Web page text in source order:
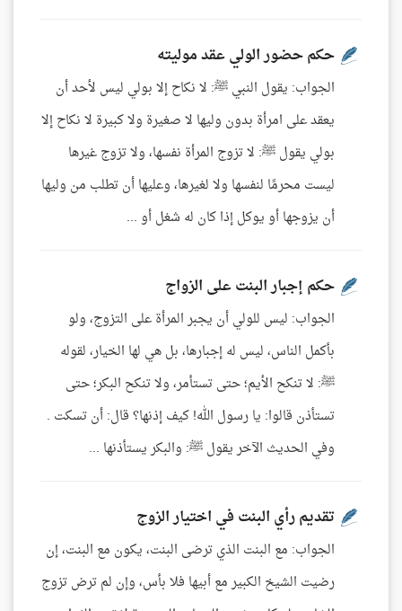
حكم حضور الولي عقد موليته
الجواب: يقول النبي ﷺ: لا نكاح إلا بولي ليس لأحد أن
يعقد على امرأة بدون وليها لا صغيرة ولا كبيرة لا نكاح إلا
بولي يقول ﷺ: لا تزوج المرأة نفسها، ولا تزوج غيرها
ليست محرمًا لنفسها ولا لغيرها، وعليها أن تطلب من وليها
أن يزوجها أو يوكل إذا كان له شغل أو ...
حكم إجبار البنت على الزواج
الجواب: ليس للولي أن يجبر المرأة على التزوج، ولو
بأكمل الناس، ليس له إجبارها، بل هي لها الخيار، لقوله
ﷺ: لا تنكح الأيم؛ حتى تستأمر، ولا تنكح البكر؛ حتى
تستأذن قالوا: يا رسول الله! كيف إذنها؟ قال: أن تسكت .
وفي الحديث الآخر يقول ﷺ: والبكر يستأذنها ...
تقديم رأي البنت في اختيار الزوج
الجواب: مع البنت الذي ترضى البنت، يكون مع البنت، إن
رضيت الشيخ الكبير مع أبيها فلا بأس، وإن لم ترض تزوج